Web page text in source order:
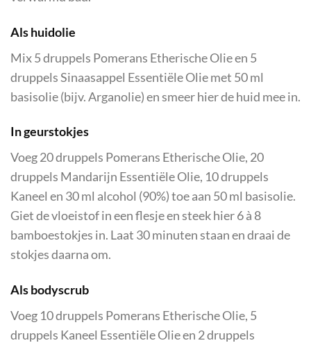
Als huidolie
Mix 5 druppels Pomerans Etherische Olie en 5
druppels Sinaasappel Essentiële Olie met 50 ml
basisolie (bijv. Arganolie) en smeer hier de huid mee in.
In geurstokjes
Voeg 20 druppels Pomerans Etherische Olie, 20
druppels Mandarijn Essentiële Olie, 10 druppels
Kaneel en 30 ml alcohol (90%) toe aan 50 ml basisolie.
Giet de vloeistof in een flesje en steek hier 6 à 8
bamboestokjes in. Laat 30 minuten staan en draai de
stokjes daarna om.
Als bodyscrub
Voeg 10 druppels Pomerans Etherische Olie, 5
druppels Kaneel Essentiële Olie en 2 druppels